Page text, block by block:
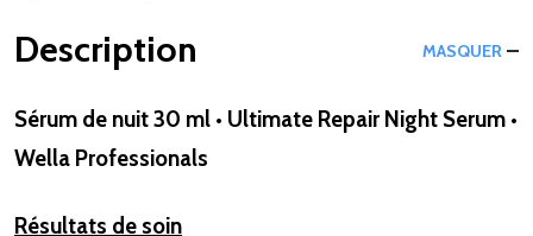
Description MASQUER
Sérum de nuit 30 ml • Ultimate Repair Night Serum •
Wella Professionals
Résultats de soin